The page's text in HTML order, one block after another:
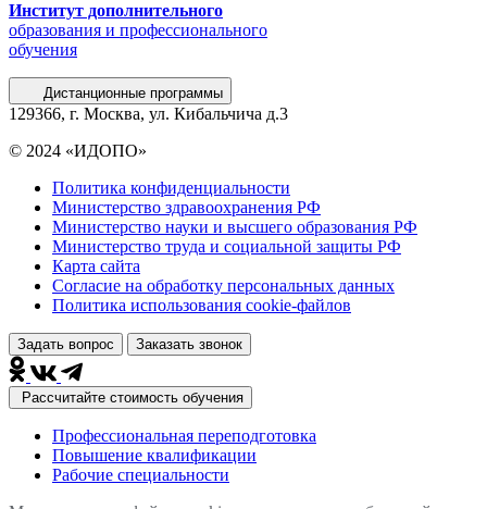
Институт дополнительного
образования и профессионального
обучения
Дистанционные программы
129366, г. Москва, ул. Кибальчича д.3
© 2024 «ИДОПО»
Политика конфиденциальности
Министерство здравоохранения РФ
Министерство науки и высшего образования РФ
Министерство труда и социальной защиты РФ
Карта сайта
Согласие на обработку персональных данных
Политика использования сookie-файлов
Задать вопрос Заказать звонок
Рассчитайте стоимость обучения
Профессиональная переподготовка
Повышение квалификации
Рабочие специальности